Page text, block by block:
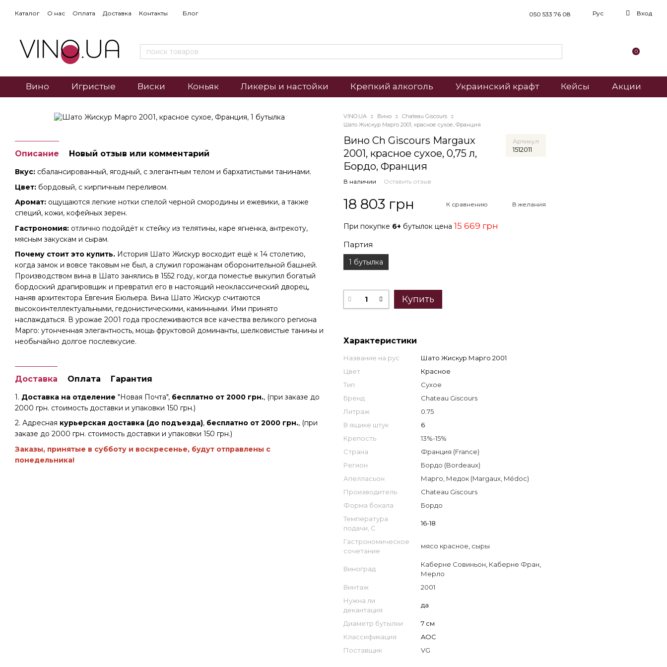
Каталог О нас Оплата Доставка Контакты Блог 050 533 76 08 Рус Вход
0
Вино Игристые Виски Коньяк Ликеры и настойки Крепкий алкоголь Украинский крафт Кейсы Акции
Описание Новый отзыв или комментарий
Вкус: сбалансированный, ягодный, с элегантным телом и бархатистыми танинами.
Цвет: бордовый, с кирпичным переливом.
Аромат: ощущаются легкие нотки спелой черной смородины и ежевики, а также
специй, кожи, кофейных зерен.
Гастрономия: отлично подойдёт к стейку из телятины, каре ягненка, антрекоту,
мясным закускам и сырам.
Почему стоит это купить. История Шато Жискур восходит ещё к 14 столетию,
когда замок и вовсе таковым не был, а служил горожанам оборонительной башней.
Производством вина в Шато занялись в 1552 году, когда поместье выкупил богатый
бордоский драпировщик и превратил его в настоящий неоклассический дворец,
наняв архитектора Евгения Бюльера. Вина Шато Жискур считаются
высокоинтеллектуальными, гедонистическими, каминными. Ими принято
наслаждаться. В урожае 2001 года прослеживаются все качества великого региона
Марго: утонченная элегантность, мощь фруктовой доминанты, шелковистые танины и
необычайно долгое послевкусие.
Доставка Оплата Гарантия
1. Доставка на отделение "Новая Почта", бесплатно от 2000 грн., (при заказе до
2000 грн. стоимость доставки и упаковки 150 грн.)
2. Адресная курьерская доставка (до подъезда), бесплатно от 2000 грн., (при
заказе до 2000 грн. стоимость доставки и упаковки 150 грн.)
Заказы, принятые в субботу и воскресенье, будут отправлены с
понедельника!
VINO.UA Вино
Chateau Giscours
Шато Жискур Марго 2001, красное сухое, Франция
Вино Ch Giscours Margaux
2001, красное сухое, 0,75 л,
Бордо, Франция
Артикул
1512011
В наличии Оставить отзыв
18 803 грн К сравнению В желания
При покупке 6+ бутылок цена 15 669 грн
Партия
1 бутылка
Купить
Характеристики
Название на рус.
Шато Жискур Марго 2001
Цвет
Красное
Тип
Сухое
Бренд
Chateau Giscours
Литраж
0.75
В ящике штук
6
Крепость
13%-15%
Страна
Франция (France)
Регион
Бордо (Bordeaux)
Апелласьон
Марго, Медок (Margaux, Médoc)
Производитель
Chateau Giscours
Форма бокала
Бордо
Температура
подачи, С
16-18
Гастрономическое
сочетание
мясо красное сыры
Виноград
Каберне Совиньон Каберне Фран
Мерло
Винтаж
2001
Нужна ли
декантация
да
Диаметр бутылки
7 см
Классификация
AOC
Поставщик
VG